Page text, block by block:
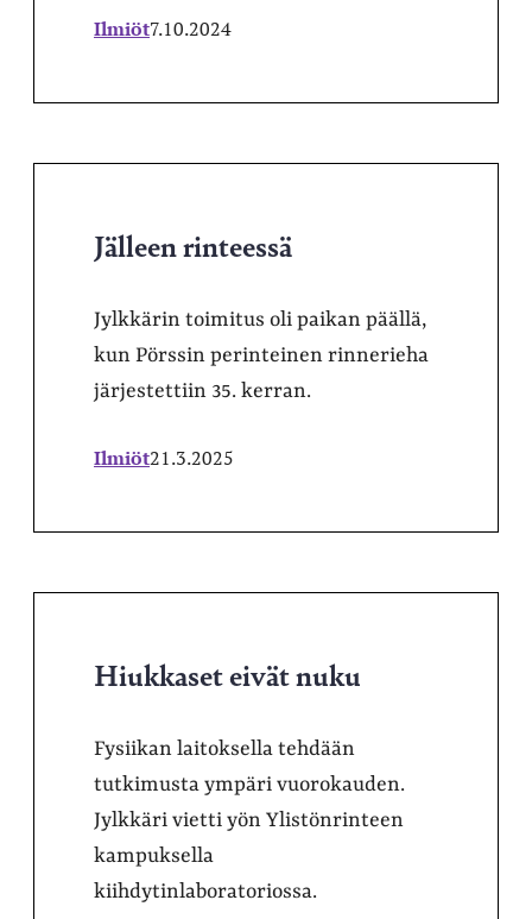
Ilmiöt7.10.2024
Jälleen rinteessä
Jylkkärin toimitus oli paikan päällä,
kun Pörssin perinteinen rinnerieha
järjestettiin 35. kerran.
Ilmiöt21.3.2025
Hiukkaset eivät nuku
Fysiikan laitoksella tehdään
tutkimusta ympäri vuorokauden.
Jylkkäri vietti yön Ylistönrinteen
kampuksella
kiihdytinlaboratoriossa.